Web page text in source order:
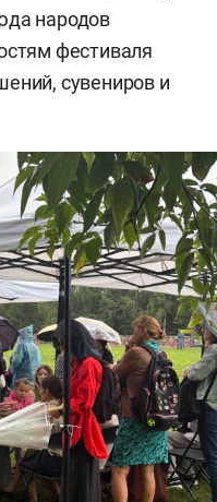
народов
фестиваля
сувениров и